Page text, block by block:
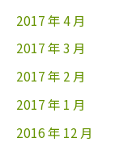
2017 年 4 月
2017 年 3 月
2017 年 2 月
2017 年 1 月
2016 年 12 月